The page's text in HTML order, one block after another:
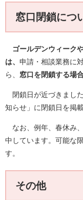
窓口閉鎖につ
ゴールデンウィーク
は、 申請・相談業務に
ら、 窓口を閉鎖する場
閉鎖日が近づきまし
知らせ」に閉鎖日を掲
なお、例年、春休み
中しています。可能な
す。
その他